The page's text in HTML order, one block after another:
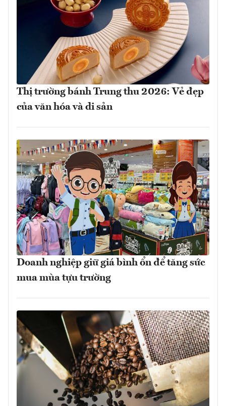
Thị trường bánh Trung thu 2026: Vẻ đẹp
của văn hóa và di sản
Doanh nghiệp giữ giá bình ổn để tăng sức
mua mùa tựu trường